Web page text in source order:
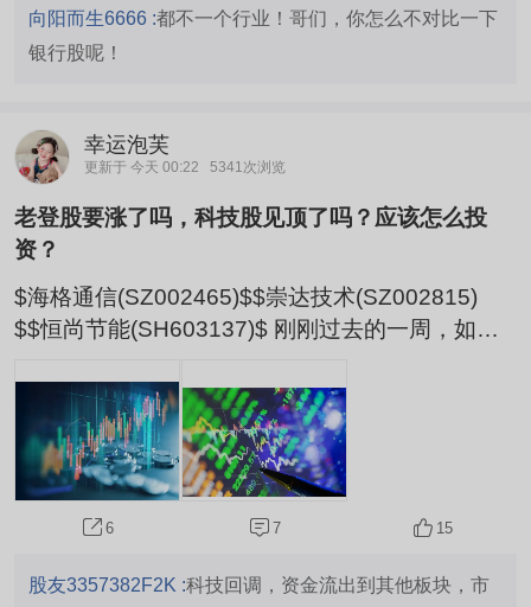
向阳而生6666 :都不一个行业！哥们，你怎么不对比一下
银行股呢！
幸运泡芙
更新于 今天 00:22 5341次浏览
老登股要涨了吗，科技股见顶了吗？应该怎么投
资？
$海格通信(SZ002465)$$崇达技术(SZ002815)
$$恒尚节能(SH603137)$ 刚刚过去的一周，如果
场表现了吗？创新药的复苏开启了吗？AI行情要调
整了吗？ 我们总是不自觉地把自己代入“解题者”的
角色，总希望通过更充分的信息搜集和更深入的分
析，把市场的无常驯化成有常，把概率事件推演成
必然结论。 开头提到的那几个问题，绝大多数投资
6 7 15
股友3357382F2K :科技回调，资金流出到其他板块，市